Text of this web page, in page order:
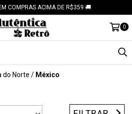
COMPRAS ACIMA DE R$359 🚚
0
do Norte / México